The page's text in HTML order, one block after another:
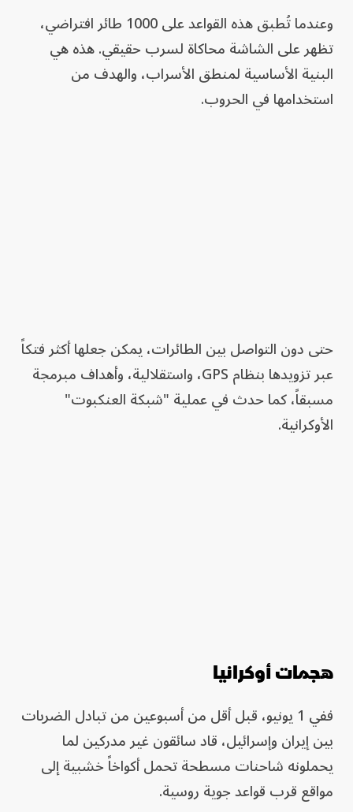
وعندما تُطبق هذه القواعد على 1000 طائر افتراضي،
تظهر على الشاشة محاكاة لسرب حقيقي. هذه هي
البنية الأساسية لمنطق الأسراب، والهدف من
استخدامها في الحروب.
حتى دون التواصل بين الطائرات، يمكن جعلها أكثر فتكاً
عبر تزويدها بنظام GPS، واستقلالية، وأهداف مبرمجة
مسبقاً، كما حدث في عملية "شبكة العنكبوت"
الأوكرانية.
هجمات أوكرانيا
ففي 1 يونيو، قبل أقل من أسبوعين من تبادل الضربات
بين إيران وإسرائيل، قاد سائقون غير مدركين لما
يحملونه شاحنات مسطحة تحمل أكواخاً خشبية إلى
مواقع قرب قواعد جوية روسية.